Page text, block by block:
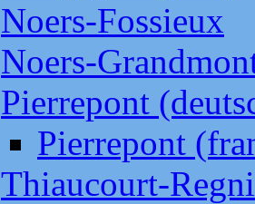
Noers-Fossieux
Noers-
Pierrepont
Pierrepont
Thiaucourt-